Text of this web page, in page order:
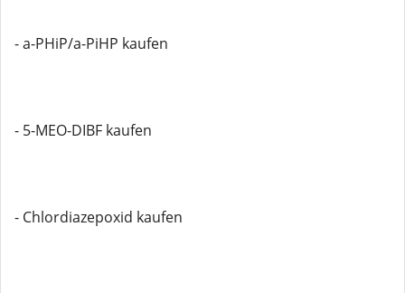
- a-PHiP/a-PiHP kaufen
- 5-MEO-DIBF kaufen
- Chlordiazepoxid kaufen